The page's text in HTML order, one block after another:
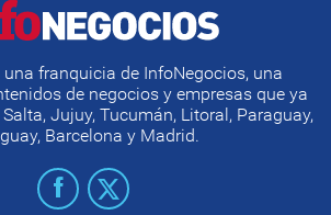
una franquicia de InfoNegocios, una
de negocios y empresas que ya
Jujuy, Tucumán, Litoral, Paraguay,
Barcelona y Madrid.